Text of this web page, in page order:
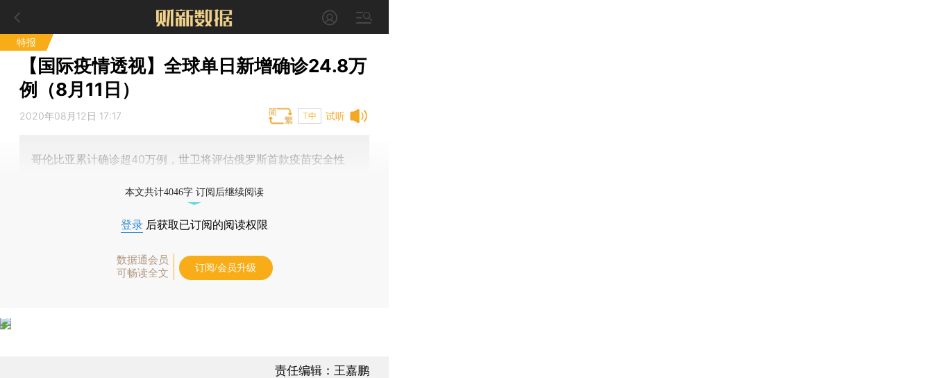
特报
【国际疫情透视】全球单日新增确诊24.8万
例（8月11日）
试听
2020年08月12日 17:17 T中
哥伦比亚累计确诊超40万例，世卫将评估俄罗斯首款疫苗安全性
本文共计4046字 订阅后继续阅读
登录 后获取已订阅的阅读权限
数据通会员
可畅读全文
订阅/会员升级
责任编辑：王嘉鹏